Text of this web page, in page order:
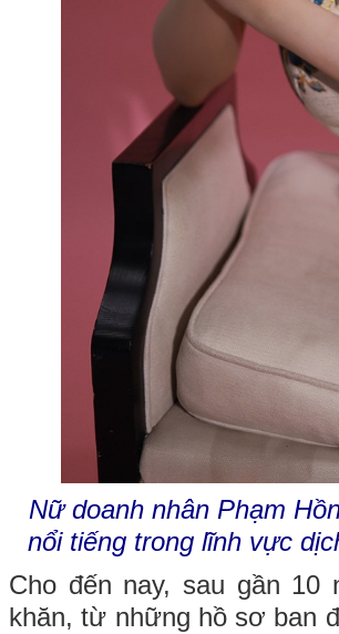
Nữ doanh nhân Phạm
nổi tiếng trong lĩnh vực
Cho đến nay, sau gần 10
khăn, từ những hồ sơ ban